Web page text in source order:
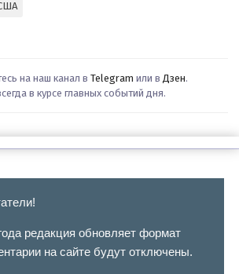
на наш канал в Telegram или в Дзен.
в курсе главных событий дня.
редакция обновляет формат
на сайте будут отключены.